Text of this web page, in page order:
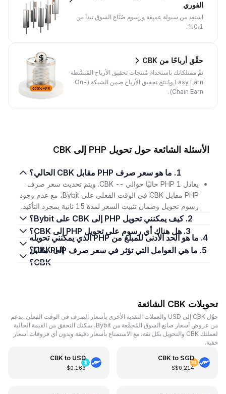
الفوري
استفِد من سيولة عميقة ورسوم صُنَّاع السوق تبدأ من
0.1%.
حقِّق أرباحًا من CBK
نمِّ ممتلكاتك باستخدام مُنتجات تحقيق الأرباح المُبسَّطة
Easy Earn ومُنتَج تحقيق الأرباح ضمن الشبكة (On-
Chain Earn).
الأسئلة الشائعة حول تحويل PHP إلى CBK
1. ما هو سعر صرف PHP مقابل CBK الحالي؟
يعادل 1 PHP حاليًا حوالي -- CBK. ويتم تحديث سعر صرف
PHP مقابل CBK في الوقت الفعلي على Bybit، مع عدم وجود
رسوم تحويل وضمان تثبيت السعر لمدة 15 ثانية بمجرد التأكيد.
2. كيف يمكنني تحويل PHP إلى CBK على Bybit؟
3. هل هناك أي رسوم على تحويل PHP إلى CBK؟
4. ما هو الحد الأدنى للمبلغ من PHP الذي يمكنني تحويله
إلى CBK؟5. ما هي العوامل التي تؤثر في سعر صرف PHP مقابل
CBK؟
تحويلات CBK الشائعة
حوِّل CBK إلى USD والعملات النقدية الأخرى بأسعار الصرف في الوقت الفعلي. بدعم
من عروض أسعار صانع السوق المُجمَّعة من Bybit، يمكنك التحقق من القيمة الحالية
لعملتك CBK والتحويل بكل ثقة، مع الاستمتاع بأسعار دقيقة وبدون أي فروقات أسعار
خفية.
CBK to SGD
S$0.214
CBK to USD
$0.169